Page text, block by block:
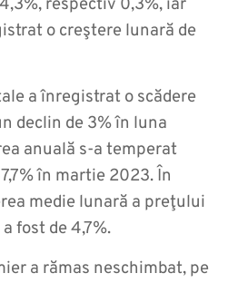
respectiv 0,3%, iar
o creştere lunară de
a înregistrat o scădere
declin de 3% în luna
anuală s-a temperat
în martie 2023. În
medie lunară a preţului
fost de 4,7%.
a rămas neschimbat, pe